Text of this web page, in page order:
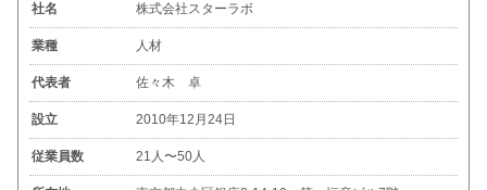
社名 株式会社スターラボ
業種 人材
代表者 佐々木 卓
設立 2010年12月24日
従業員数 21人〜50人